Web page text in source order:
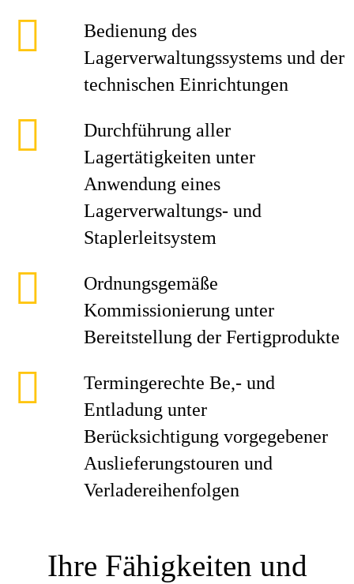
Bedienung des
Lagerverwaltungssystems und der
technischen Einrichtungen
Durchführung aller
Lagertätigkeiten unter
Anwendung eines
Lagerverwaltungs- und
Staplerleitsystem
Ordnungsgemäße
Kommissionierung unter
Bereitstellung der Fertigprodukte
Termingerechte Be,- und
Entladung unter
Berücksichtigung vorgegebener
Auslieferungstouren und
Verladereihenfolgen
Ihre Fähigkeiten und